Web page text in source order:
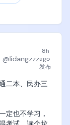
基本门电路，
世界，固体物
是台积电和
科生能七嘴八舌
曲线，各种
@lidangzzz
· 8h
ago
发布
二本、民办三
定也不学习，